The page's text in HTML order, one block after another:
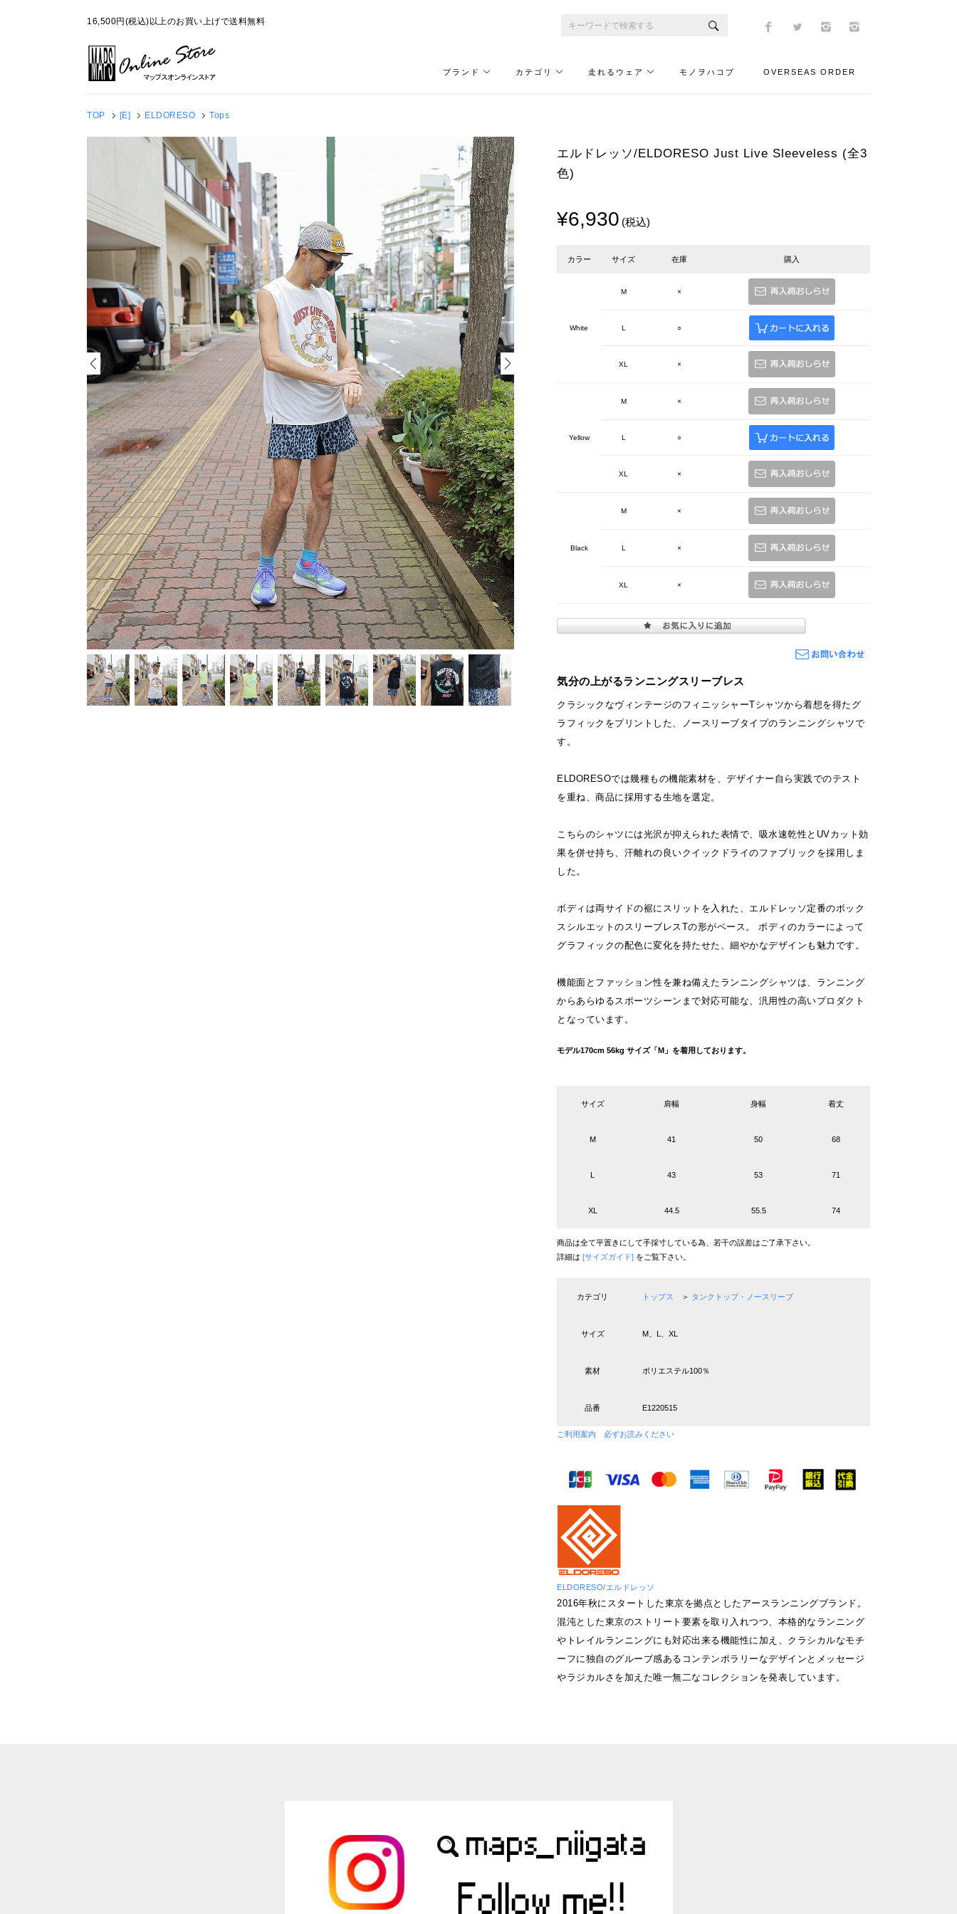
16,500円(税込)以上のお買い上げで送料無料
ブランド カテゴリ 走れるウェア モノヲハコブ OVERSEAS ORDER
TOP [E] ELDORESO Tops
エルドレッソ/ELDORESO Just Live Sleeveless (全3
色)
¥6,930 (税込)
カラー サイズ 在庫 購入
White
M ×
L ○
XL ×
Yellow
M ×
L ○
XL ×
Black
M ×
L ×
XL ×
気分の上がるランニングスリーブレス
クラシックなヴィンテージのフィニッシャーTシャツから着想を得たグ
ラフィックをプリントした、ノースリーブタイプのランニングシャツで
す。
ELDORESOでは幾種もの機能素材を、デザイナー自ら実践でのテスト
を重ね、商品に採用する生地を選定。
こちらのシャツには光沢が抑えられた表情で、吸水速乾性とUVカット効
果を併せ持ち、汗離れの良いクイックドライのファブリックを採用しま
した。
ボディは両サイドの裾にスリットを入れた、エルドレッソ定番のボック
スシルエットのスリーブレスTの形がベース。 ボディのカラーによって
グラフィックの配色に変化を持たせた、細やかなデザインも魅力です。
機能面とファッション性を兼ね備えたランニングシャツは、ランニング
からあらゆるスポーツシーンまで対応可能な、汎用性の高いプロダクト
となっています。
モデル170cm 56kg サイズ「M」を着用しております。
サイズ 肩幅 身幅 着丈
M 41 50 68
L 43 53 71
XL 44.5 55.5 74
商品は全て平置きにして手採寸している為、若干の誤差はご了承下さい。
詳細は [サイズガイド] をご覧下さい。
カテゴリ トップス ＞ タンクトップ・ノースリーブ
サイズ M、L、XL
素材 ポリエステル100％
品番 E1220515
ご利用案内 必ずお読みください
ELDORESO/エルドレッソ
2016年秋にスタートした東京を拠点としたアースランニングブランド。
混沌とした東京のストリート要素を取り入れつつ、本格的なランニング
やトレイルランニングにも対応出来る機能性に加え、クラシカルなモチ
ーフに独自のグルーブ感あるコンテンポラリーなデザインとメッセージ
やラジカルさを加えた唯一無二なコレクションを発表しています。